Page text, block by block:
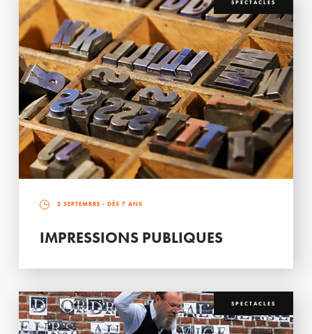
SPECTACLES
2 SEPTEMBRE - DÈS 7 ANS
IMPRESSIONS PUBLIQUES
SPECTACLES